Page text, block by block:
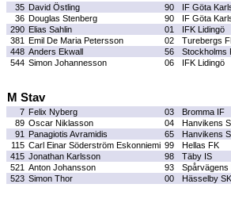
35 David Östling 90
IF Göta
36 Douglas Stenberg 90
IF Göta
290 Elias Sahlin 01 IFK Lidingö
381 Emil De Maria Petersson 02
Turebergs
448 Anders Ekwall 56 Stockholms
544 Simon Johannesson 06
IFK Lidingö
M Stav
7 Felix Nyberg 03 Bromma IF
89 Oscar Niklasson 04 Hanvikens
91
Panagiotis Avramidis 65 Hanvikens
115 Carl Einar Söderström Eskonniemi 99 Hellas FK
415 Jonathan Karlsson 98 Täby IS
521 Anton Johansson 93
Spårvägens
523 Simon Thor 00
Hässelby SK